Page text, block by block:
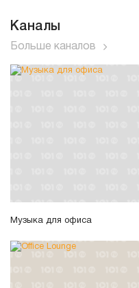
Каналы
Больше каналов
Музыка для офиса